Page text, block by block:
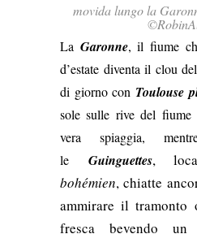
movida lungo la
La Garonne, il fiume
d’estate diventa il clou
di giorno con Toulouse
sole sulle rive del fiume
vera spiaggia,
le Guinguettes,
bohémien, chiatte
ammirare il tramonto
fresca bevendo